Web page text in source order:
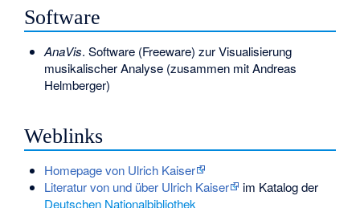
Software
AnaVis. Software (Freeware) zur Visualisierung
musikalischer Analyse (zusammen mit Andreas
Helmberger)
Weblinks
Homepage von Ulrich Kaiser
Literatur von und über Ulrich Kaiser
im Katalog der
Deutschen Nationalbibliothek